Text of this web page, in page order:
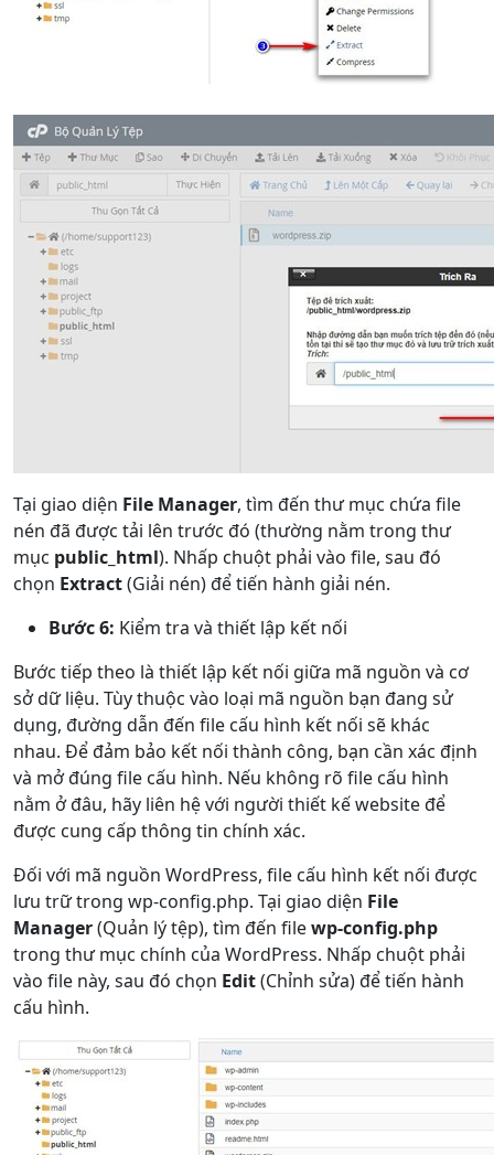
Tại giao diện File Manager, tìm đến thư mục chứa file
nén đã được tải lên trước đó (thường nằm trong thư
mục public_html). Nhấp chuột phải vào file, sau đó
chọn Extract(Giải nén) để tiến hành giải nén.
Bước 6: Kiểm tra và thiết lập kết nối
Bước tiếp theo là thiết lập kết nối giữa mã nguồn và cơ
sở dữ liệu. Tùy thuộc vào loại mã nguồn bạn đang sử
dụng, đường dẫn đến file cấu hình kết nối sẽ khác
nhau. Để đảm bảo kết nối thành công, bạn cần xác định
và mở đúng file cấu hình. Nếu không rõ file cấu hình
nằm ở đâu, hãy liên hệ với người thiết kế website để
được cung cấp thông tin chính xác.
Đối với mã nguồn WordPress, file cấu hình kết nối được
lưu trữ trong wp-config.php. Tại giao diện File
Manager(Quản lý tệp), tìm đến filewp-config.php
trong thư mục chính của WordPress. Nhấp chuột phải
vào file này, sau đó chọn Edit(Chỉnh sửa) để tiến hành
cấu hình.